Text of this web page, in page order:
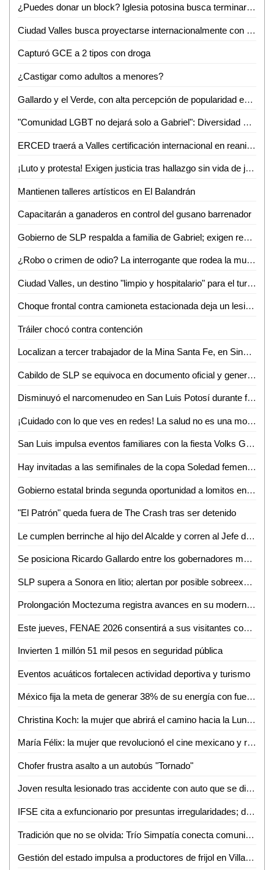
¿Puedes donar un block? Iglesia potosina busca terminar su centro administrativo en Valles
Ciudad Valles busca proyectarse internacionalmente con evento de ganado Brahman
Capturó GCE a 2 tipos con droga
¿Castigar como adultos a menores?
Gallardo y el Verde, con alta percepción de popularidad en SLP: Roy Campos
"Comunidad LGBT no dejará solo a Gabriel": Diversidad e Igualdad alza la voz por su asesinato
ERCED traerá a Valles certificación internacional en reanimación cardiopulmonar
¡Luto y protesta! Exigen justicia tras hallazgo sin vida de joven enfermero vallense
Mantienen talleres artísticos en El Balandrán
Capacitarán a ganaderos en control del gusano barrenador
Gobierno de SLP respalda a familia de Gabriel; exigen resultados a la Fiscalía de Valles
¿Robo o crimen de odio? La interrogante que rodea la muerte de Gabriel García Balleza
Ciudad Valles, un destino "limpio y hospitalario" para el turismo nacional: Ana Pelayo
Choque frontal contra camioneta estacionada deja un lesionado en la colonia Obrera
Tráiler chocó contra contención
Localizan a tercer trabajador de la Mina Santa Fe, en Sinaloa
Cabildo de SLP se equivoca en documento oficial y genera confusión en cambio de nombre de avenida
Disminuyó el narcomenudeo en San Luis Potosí durante febrero
¡Cuidado con lo que ves en redes! La salud no es una moda, advierte nutrióloga
San Luis impulsa eventos familiares con la fiesta Volks Girls
Hay invitadas a las semifinales de la copa Soledad femenil 2026
Gobierno estatal brinda segunda oportunidad a lomitos en la Guardia Civil
"El Patrón" queda fuera de The Crash tras ser detenido
Le cumplen berrinche al hijo del Alcalde y corren al Jefe de la GCE
Se posiciona Ricardo Gallardo entre los gobernadores mejor evaluados del país
SLP supera a Sonora en litio; alertan por posible sobreexplotación
Prolongación Moctezuma registra avances en su modernización
Este jueves, FENAE 2026 consentirá a sus visitantes con enchiladas y bebidas gratis
Invierten 1 millón 51 mil pesos en seguridad pública
Eventos acuáticos fortalecen actividad deportiva y turismo
México fija la meta de generar 38% de su energía con fuentes renovables: SENER
Christina Koch: la mujer que abrirá el camino hacia la Luna con Artemis II
María Félix: la mujer que revolucionó el cine mexicano y redefinió el papel femenino en la pantalla
Chofer frustra asalto a un autobús "Tornado"
Joven resulta lesionado tras accidente con auto que se dio a la fuga en Valles
IFSE cita a exfuncionario por presuntas irregularidades; deberá comparecer en mayo
Tradición que no se olvida: Trío Simpatía conecta comunidades con su música
Gestión del estado impulsa a productores de frijol en Villa de Arriaga